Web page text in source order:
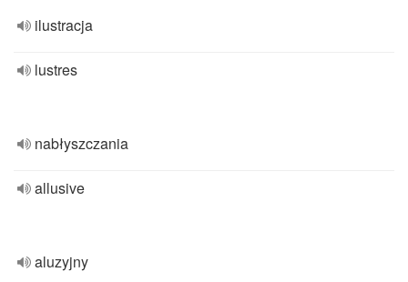
ilustracja
lustres
nabłyszczania
allusive
aluzyjny